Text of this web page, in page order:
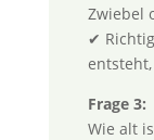
Zwiebel
✔
Frage 3:
Wie alt